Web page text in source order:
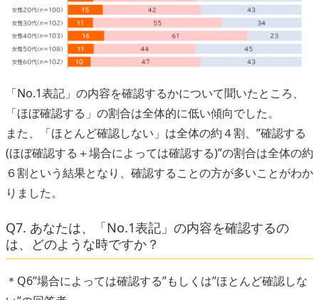
「No.1表記」の内容を確認するかについて聞いたところ、
「ほぼ確認する」の割合は全体的に低い傾向でした。
また、「ほとんど確認しない」は全体の約４割、”確認する
(ほぼ確認する＋場合によっては確認する)”の割合は全体の約
６割という結果となり、確認することの方が多いことがわか
りました。
Q7. あなたは、「No.1表記」の内容を確認するの
は、どのような時ですか？
＊Q6”場合によっては確認する”もしくは”ほとんど確認しな